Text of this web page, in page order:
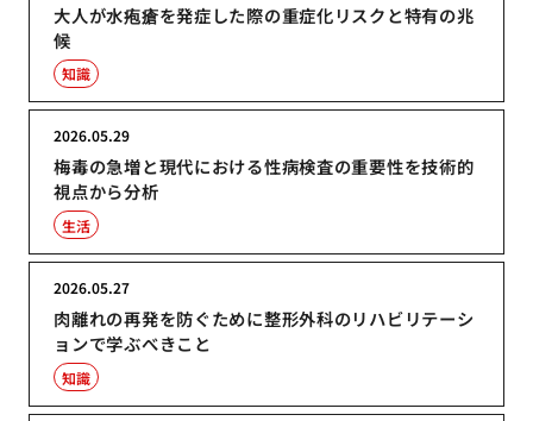
大人が水疱瘡を発症した際の重症化リスクと特有の兆
候
知識
梅毒の急増と現代における性病検査の重要性を技術的
視点から分析
2026.05.29
生活
肉離れの再発を防ぐために整形外科のリハビリテーシ
ョンで学ぶべきこと
2026.05.27
知識